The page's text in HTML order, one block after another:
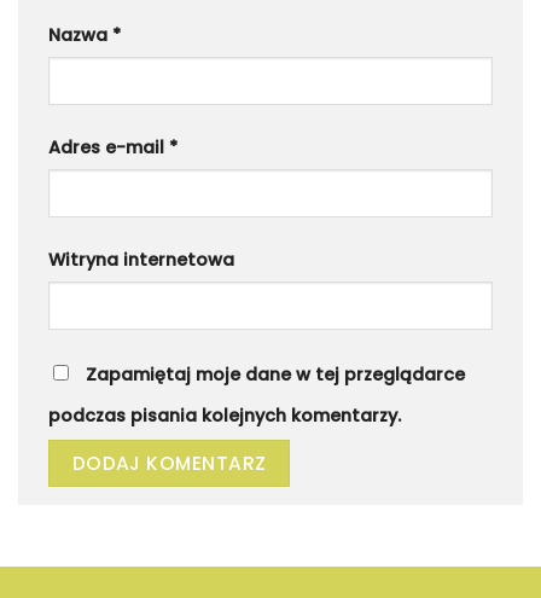
Nazwa *
Adres e-mail *
Witryna internetowa
Zapamiętaj moje dane w tej przeglądarce
podczas pisania kolejnych komentarzy.